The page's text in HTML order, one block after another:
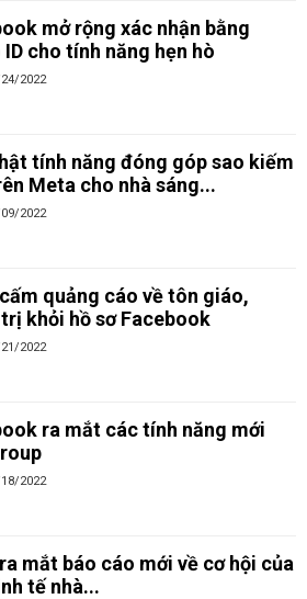
mở rộng xác nhận bằng
cho tính năng hẹn hò
2022
tính năng đóng góp sao kiếm
Meta cho nhà sáng...
2022
quảng cáo về tôn giáo,
khỏi hồ sơ Facebook
2022
ra mắt các tính năng mới
2022
mắt báo cáo mới về cơ hội của
tế nhà...